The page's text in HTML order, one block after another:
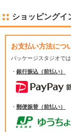
ショッピングイ
お支払い方法につ
パッケージスタジオでは
・ 銀行振込（前払い）
・ 郵便振替（前払い）